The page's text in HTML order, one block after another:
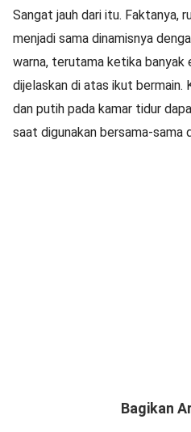
Sangat jauh dari itu. Faktanya,
menjadi sama dinamisnya
warna, terutama ketika
dijelaskan di atas ikut bermain.
dan putih pada kamar tidur
saat digunakan bersama-sama
Bagikan